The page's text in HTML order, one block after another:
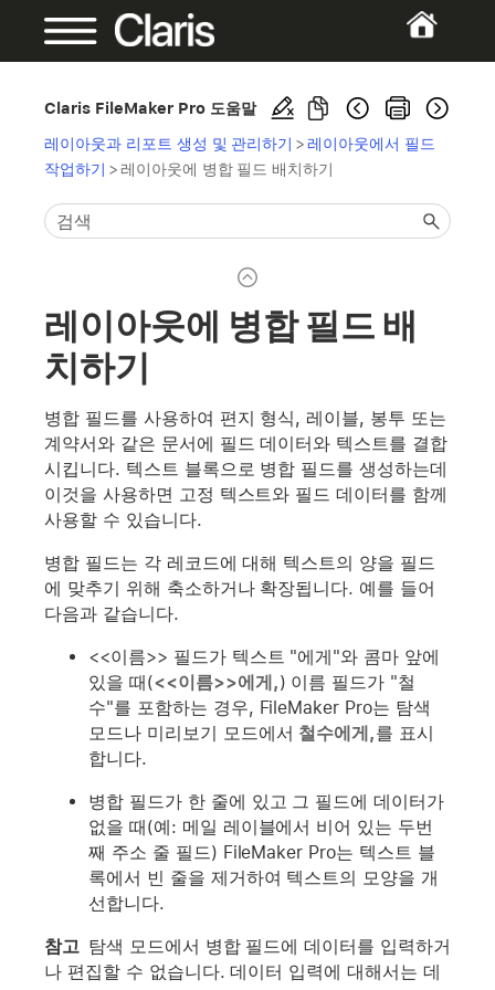
Claris FileMaker Pro 도움말
레이아웃과 리포트 생성 및 관리하기 >레이아웃에서 필드
작업하기 >레이아웃에 병합 필드 배치하기
레이아웃에 병합 필드 배
치하기
병합 필드를 사용하여 편지 형식, 레이블, 봉투 또는
계약서와 같은 문서에 필드 데이터와 텍스트를 결합
시킵니다. 텍스트 블록으로 병합 필드를 생성하는데
이것을 사용하면 고정 텍스트와 필드 데이터를 함께
사용할 수 있습니다.
병합 필드는 각 레코드에 대해 텍스트의 양을 필드
에 맞추기 위해 축소하거나 확장됩니다. 예를 들어
다음과 같습니다.
<<이름>> 필드가 텍스트 "에게"와 콤마 앞에
있을 때(<<이름>>에게,) 이름 필드가 "철
수"를 포함하는 경우, FileMaker Pro는 탐색
모드나 미리보기 모드에서 철수에게,를 표시
합니다.
병합 필드가 한 줄에 있고 그 필드에 데이터가
없을 때(예: 메일 레이블에서 비어 있는 두번
째 주소 줄 필드) FileMaker Pro는 텍스트 블
록에서 빈 줄을 제거하여 텍스트의 모양을 개
선합니다.
참고 탐색 모드에서 병합 필드에 데이터를 입력하거
나 편집할 수 없습니다. 데이터 입력에 대해서는 데